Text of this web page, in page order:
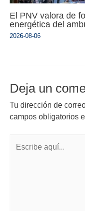
El PNV valora de
energética del
2026-08-06
Deja un
Tu dirección de
campos obligatorios